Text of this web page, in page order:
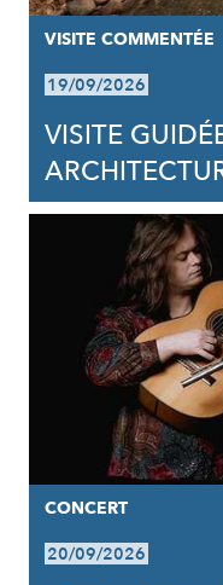
VISITE COMMENTÉE
19/09/2026
VISITE
CONCERT
20/09/2026